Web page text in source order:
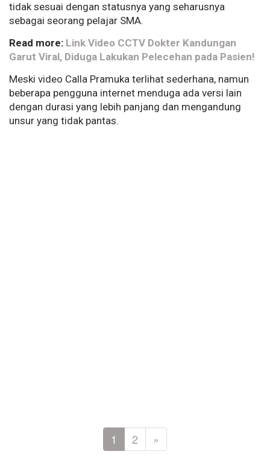
tidak sesuai dengan statusnya yang seharusnya
sebagai seorang pelajar SMA.
Read more: Link Video CCTV Dokter Kandungan
Garut Viral, Diduga Lakukan Pelecehan pada Pasien!
Meski video Calla Pramuka terlihat sederhana, namun
beberapa pengguna internet menduga ada versi lain
dengan durasi yang lebih panjang dan mengandung
unsur yang tidak pantas.
1 2 »